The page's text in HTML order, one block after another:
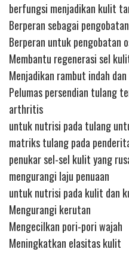
berfungsi menjadikan kulit
Berperan sebagai
Berperan untuk pengobatan
Membantu regenerasi sel
Menjadikan rambut indah
Pelumas persendian tulang
arthritis
untuk nutrisi pada tulang
matriks tulang pada
penukar sel-sel kulit yang
mengurangi laju penuaan
untuk nutrisi pada kulit dan
Mengurangi kerutan
Mengecilkan pori-pori wajah
Meningkatkan elasitas kulit